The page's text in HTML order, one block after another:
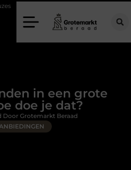
kiezen voor een rijschool in Utrecht?
in een grote
doe je dat?
Door Grotemarkt Beraad